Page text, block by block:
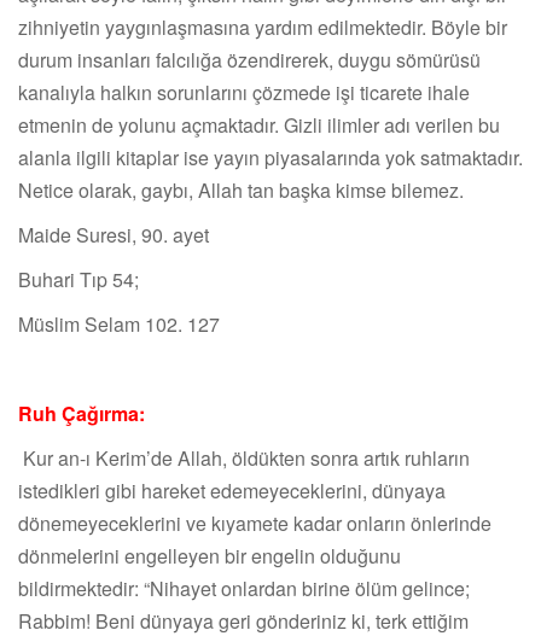
zihniyetin yaygınlaşmasına yardım edilmektedir. Böyle bir
durum insanları falcılığa özendirerek, duygu sömürüsü
kanalıyla halkın sorunlarını çözmede işi ticarete ihale
etmenin de yolunu açmaktadır. Gizli ilimler adı verilen bu
alanla ilgili kitaplar ise yayın piyasalarında yok satmaktadır.
Netice olarak, gaybı, Allah tan başka kimse bilemez.
Maide Suresi, 90. ayet
Buhari Tıp 54;
Müslim Selam 102. 127
Ruh Çağırma:
Kur an-ı Kerim’de Allah, öldükten sonra artık ruhların
istedikleri gibi hareket edemeyeceklerini, dünyaya
dönemeyeceklerini ve kıyamete kadar onların önlerinde
dönmelerini engelleyen bir engelin olduğunu
bildirmektedir: “Nihayet onlardan birine ölüm gelince;
Rabbim! Beni dünyaya geri gönderiniz ki, terk ettiğim